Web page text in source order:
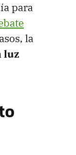
para
la
luz